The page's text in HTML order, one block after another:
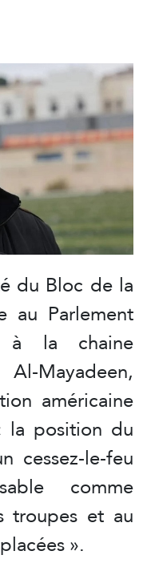
du Bloc de la
au Parlement
à la chaine
Mayadeen,
américaine
la position du
cessez-le-feu
comme
troupes et au
».